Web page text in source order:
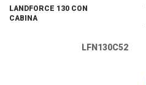
LANDFORCE 130 CON
CABINA
LFN130C52